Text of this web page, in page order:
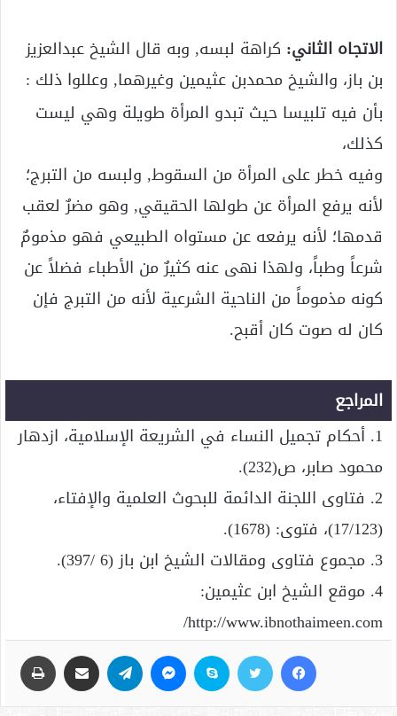
الاتجاه الثاني: كراهة لبسه, وبه قال الشيخ عبدالعزيز
بن باز، والشيخ محمدبن عثيمين وغيرهما, وعللوا ذلك :
بأن فيه تلبيسا حيث تبدو المرأة طويلة وهي ليست
كذلك،
وفيه خطر على المرأة من السقوط, ولبسه من التبرج؛
لأنه يرفع المرأة عن طولها الحقيقي, وهو مضرٌ لعقب
قدمها؛ لأنه يرفعه عن مستواه الطبيعي فهو مذمومٌ
شرعاً وطباً، ولهذا نهى عنه كثيرٌ من الأطباء فضلاً عن
كونه مذموماً من الناحية الشرعية لأنه من التبرج فإن
كان له صوت كان أقبح.
المراجع
1. أحكام تجميل النساء في الشريعة الإسلامية، ازدهار
محمود صابر، ص(232).
2. فتاوى اللجنة الدائمة للبحوث العلمية والإفتاء،
(17/123)، فتوى: (1678).
3. مجموع فتاوى ومقالات الشيخ ابن باز (6 /397).
4. موقع الشيخ ابن عثيمين:
http://www.ibnothaimeen.com/